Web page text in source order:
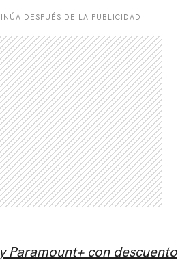
DESPUÉS DE LA PUBLICIDAD
Paramount+ con descuento